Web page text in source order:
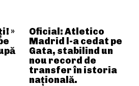
»
Oficial: Atletico
Madrid l-a cedat pe
Gata, stabilind un
nou record de
transfer în istoria
națională.